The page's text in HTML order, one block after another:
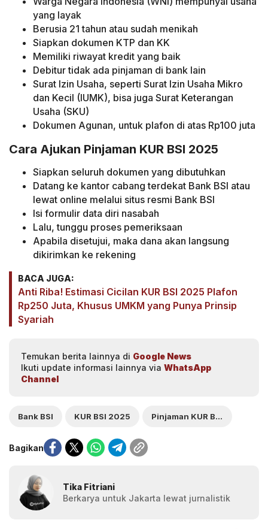
yang layak
Berusia 21 tahun atau sudah menikah
Siapkan dokumen KTP dan KK
Memiliki riwayat kredit yang baik
Debitur tidak ada pinjaman di bank lain
Surat Izin Usaha, seperti Surat Izin Usaha Mikro
dan Kecil (IUMK), bisa juga Surat Keterangan
Usaha (SKU)
Dokumen Agunan, untuk plafon di atas Rp100 juta
Cara Ajukan Pinjaman KUR BSI 2025
Siapkan seluruh dokumen yang dibutuhkan
Datang ke kantor cabang terdekat Bank BSI atau
lewat online melalui situs resmi Bank BSI
Isi formulir data diri nasabah
Lalu, tunggu proses pemeriksaan
Apabila disetujui, maka dana akan langsung
dikirimkan ke rekening
BACA JUGA:
Anti Riba! Estimasi Cicilan KUR BSI 2025 Plafon
Rp250 Juta, Khusus UMKM yang Punya Prinsip
Syariah
Temukan berita lainnya di Google News
Ikuti update informasi lainnya via WhatsApp
Channel
Bank BSI KUR BSI 2025 Pinjaman KUR BSI 2025
Bagikan
Tika Fitriani
Berkarya untuk Jakarta lewat jurnalistik